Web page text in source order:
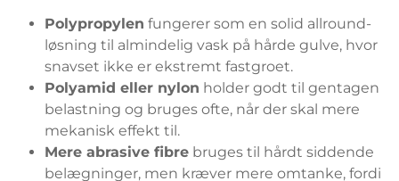
Polypropylen fungerer som en solid allround-
løsning til almindelig vask på hårde gulve, hvor
snavset ikke er ekstremt fastgroet.
Polyamid eller nylon holder godt til gentagen
belastning og bruges ofte, når der skal mere
mekanisk effekt til.
Mere abrasive fibre bruges til hårdt siddende
belægninger, men kræver mere omtanke, fordi